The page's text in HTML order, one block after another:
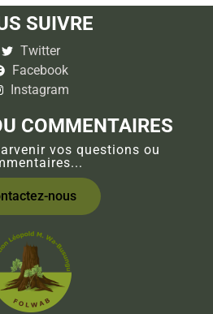
SUIVRE
Twitter
Facebook
Instagram
COMMENTAIRES
vos questions ou
nous